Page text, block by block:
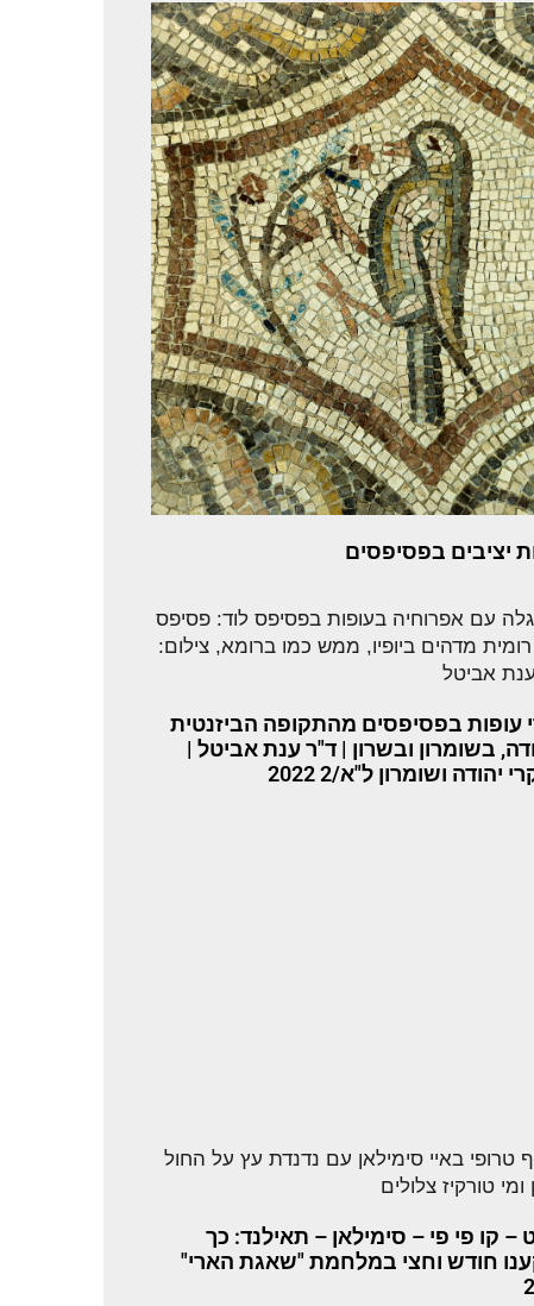
יציבים בפסיפסים
עופות בפסיפסים מהתקופה הביזנטית
בשומרון ובשרון | ד"ר ענת אביטל |
יהודה ושומרון ל"א/2 2022
– קו פי פי – סימילאן – תאילנד: כך
חודש וחצי במלחמת "שאגת הארי"